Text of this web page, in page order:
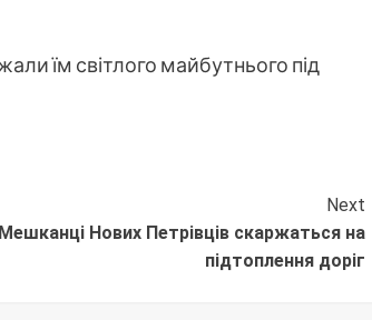
їм світлого майбутнього під
Next
Мешканці Нових Петрівців скаржаться на
підтоплення доріг